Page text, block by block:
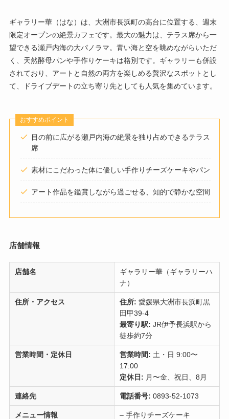
ギャラリー華（はな）は、大洲市長浜町の高台に位置する、週末
限定オープンの絶景カフェです。最大の魅力は、テラス席から一
望できる瀬戸内海の大パノラマ。青い海と空を眺めながらいただ
く、天然酵母パンや手作りケーキは格別です。ギャラリーも併設
されており、アートと自然の両方を楽しめる贅沢なスポットとし
て、ドライブデートの立ち寄り先としても人気を集めています。
おすすめポイント
目の前に広がる瀬戸内海の絶景を独り占めできるテラス
席
素材にこだわった体に優しい手作りチーズケーキやパン
アート作品を鑑賞しながら過ごせる、知的で静かな空間
店舗情報
店舗名
ギャラリー華（ギャラリーハ
ナ）
住所・アクセス 住所: 愛媛県大洲市長浜町黒
田甲39‑4
最寄り駅: JR伊予長浜駅から
徒歩約7分
営業時間・定休日 営業時間: 土・日 9:00〜
17:00
定休日: 月〜金、祝日、8月
連絡先 電話番号: 0893‑52‑1073
メニュー情報 – 手作りチーズケーキ